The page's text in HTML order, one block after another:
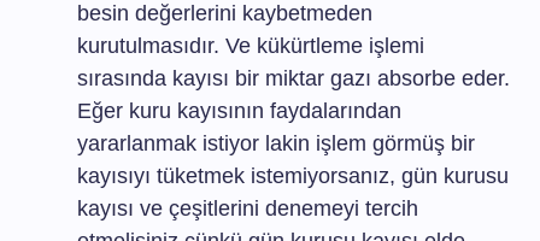
besin değerlerini kaybetmeden
kurutulmasıdır. Ve kükürtleme işlemi
sırasında kayısı bir miktar gazı absorbe eder.
Eğer kuru kayısının faydalarından
yararlanmak istiyor lakin işlem görmüş bir
kayısıyı tüketmek istemiyorsanız, gün kurusu
kayısı ve çeşitlerini denemeyi tercih